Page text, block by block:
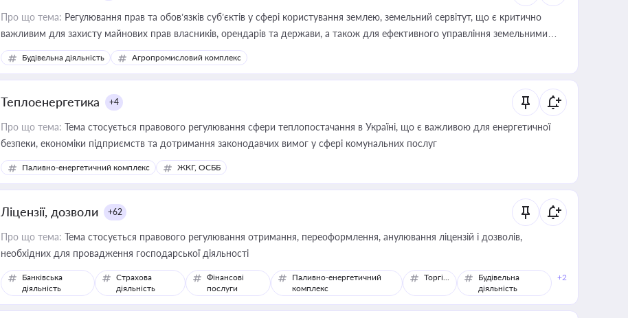
Про що тема: Регулювання прав та обов’язків суб’єктів у сфері користування землею, земельний сервітут, що є критично
важливим для захисту майнових прав власників, орендарів та держави, а також для ефективного управління земельними
ресурсами
Будівельна діяльність Агропромисловий комплекс
Теплоенергетика +4
Про що тема: Тема стосується правового регулювання сфери теплопостачання в Україні, що є важливою для енергетичної
безпеки, економіки підприємств та дотримання законодавчих вимог у сфері комунальних послуг
Паливно-енергетичний комплекс ЖКГ, ОСББ
Ліцензії, дозволи +62
Про що тема: Тема стосується правового регулювання отримання, переоформлення, анулювання ліцензій і дозволів,
необхідних для провадження господарської діяльності
Банківська
діяльність
Страхова
діяльність
Фінансові
послуги
Паливно-енергетичний
комплекс
Торгівля
Будівельна
діяльність
+2